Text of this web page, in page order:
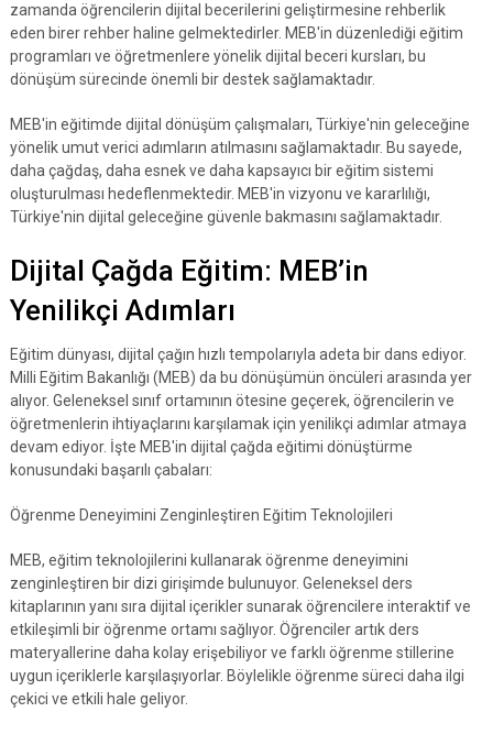
zamanda öğrencilerin dijital becerilerini geliştirmesine rehberlik
eden birer rehber haline gelmektedirler. MEB'in düzenlediği eğitim
programları ve öğretmenlere yönelik dijital beceri kursları, bu
dönüşüm sürecinde önemli bir destek sağlamaktadır.
MEB'in eğitimde dijital dönüşüm çalışmaları, Türkiye'nin geleceğine
yönelik umut verici adımların atılmasını sağlamaktadır. Bu sayede,
daha çağdaş, daha esnek ve daha kapsayıcı bir eğitim sistemi
oluşturulması hedeflenmektedir. MEB'in vizyonu ve kararlılığı,
Türkiye'nin dijital geleceğine güvenle bakmasını sağlamaktadır.
Dijital Çağda Eğitim: MEB’in
Yenilikçi Adımları
Eğitim dünyası, dijital çağın hızlı tempolarıyla adeta bir dans ediyor.
Milli Eğitim Bakanlığı (MEB) da bu dönüşümün öncüleri arasında yer
alıyor. Geleneksel sınıf ortamının ötesine geçerek, öğrencilerin ve
öğretmenlerin ihtiyaçlarını karşılamak için yenilikçi adımlar atmaya
devam ediyor. İşte MEB'in dijital çağda eğitimi dönüştürme
konusundaki başarılı çabaları:
Öğrenme Deneyimini Zenginleştiren Eğitim Teknolojileri
MEB, eğitim teknolojilerini kullanarak öğrenme deneyimini
zenginleştiren bir dizi girişimde bulunuyor. Geleneksel ders
kitaplarının yanı sıra dijital içerikler sunarak öğrencilere interaktif ve
etkileşimli bir öğrenme ortamı sağlıyor. Öğrenciler artık ders
materyallerine daha kolay erişebiliyor ve farklı öğrenme stillerine
uygun içeriklerle karşılaşıyorlar. Böylelikle öğrenme süreci daha ilgi
çekici ve etkili hale geliyor.